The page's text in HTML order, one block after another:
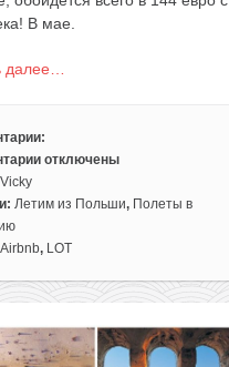
В мае.
далее…
отключены
Vicky
Летим из Польши, Полеты в
Airbnb, LOT